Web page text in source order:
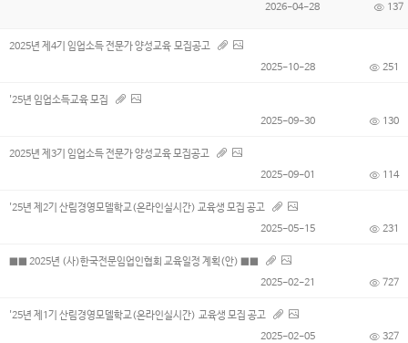
137
2026-04-28
2025년 제4기 임업소득 전문가 양성교육 모집공고
251
2025-10-28
'25년 임업소득교육 모집
130
2025-09-30
2025년 제3기 임업소득 전문가 양성교육 모집공고
114
2025-09-01
'25년 제2기 산림경영모델학교(온라인실시간) 교육생 모집 공고
231
2025-05-15
■■ 2025년 (사)한국전문임업인협회 교육일정 계획(안) ■■
727
2025-02-21
'25년 제1기 산림경영모델학교(온라인실시간) 교육생 모집 공고
327
2025-02-05